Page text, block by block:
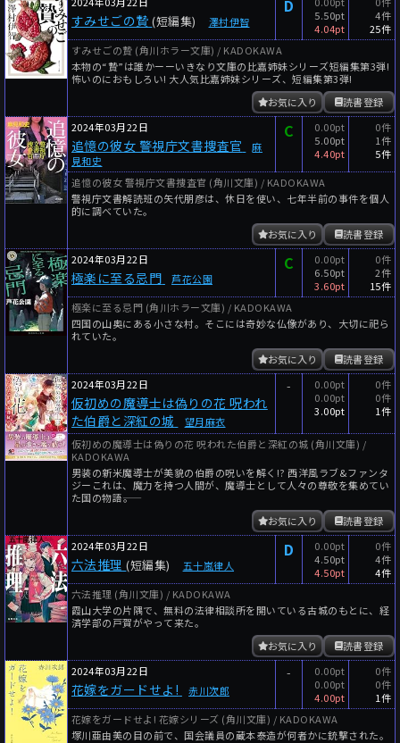
すみせごの贄 (短編集) 澤村伊智
D
5.50pt
4.04pt
4件
25件
すみせごの贄 (角川ホラー文庫) / KADOKAWA
本物の“贄”は誰かーーいきなり文庫の比嘉姉妹シリーズ短編集第3弾!
怖いのにおもしろい! 大人気比嘉姉妹シリーズ、短編集第3弾!
読書登録
お気に入り
2024年03月22日
追憶の彼女 警視庁文書捜査官
麻
見和史
C
0.00pt
5.00pt
4.40pt
0件
1件
5件
追憶の彼女 警視庁文書捜査官 (角川文庫) / KADOKAWA
警視庁文書解読班の矢代朋彦は、休日を使い、七年半前の事件を個人
的に調べていた。
読書登録
お気に入り
2024年03月22日
極楽に至る忌門 芦花公園
C
0.00pt
6.50pt
3.60pt
0件
2件
15件
極楽に至る忌門 (角川ホラー文庫) / KADOKAWA
四国の山奥にある小さな村。そこには奇妙な仏像があり、大切に祀ら
れていた。
読書登録
お気に入り
2024年03月22日
仮初めの魔導士は偽りの花 呪われ
た伯爵と深紅の城
望月麻衣
-
0.00pt
0.00pt
3.00pt
0件
0件
1件
仮初めの魔導士は偽りの花 呪われた伯爵と深紅の城 (角川文庫) /
KADOKAWA
男装の新米魔導士が美貌の伯爵の呪いを解く!? 西洋風ラブ&ファンタ
ジーこれは、魔力を持つ人間が、魔導士として人々の尊敬を集めてい
た国の物語――。
読書登録
お気に入り
2024年03月22日
六法推理 (短編集) 五十嵐律人
D
0.00pt
4.50pt
4.50pt
0件
4件
4件
六法推理 (角川文庫) / KADOKAWA
霞山大学の片隅で、無料の法律相談所を開いている古城のもとに、経
済学部の戸賀がやって来た。
読書登録
お気に入り
2024年03月22日
花嫁をガードせよ! 赤川次郎
-
0.00pt
0.00pt
4.00pt
0件
0件
1件
花嫁をガードせよ! 花嫁シリーズ (角川文庫) / KADOKAWA
塚川亜由美の目の前で、国会議員の蔵本泰造が何者かに銃撃された。